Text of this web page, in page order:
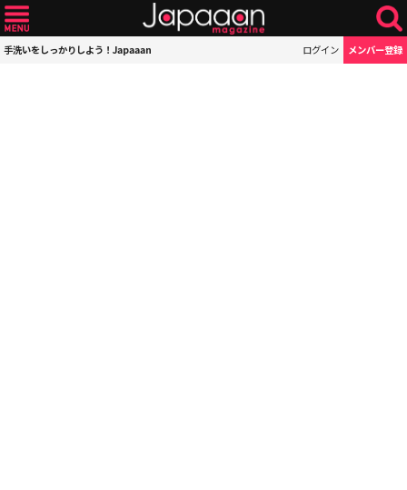
手洗いをしっかりしよう！Japaaan ログイン メンバー登録